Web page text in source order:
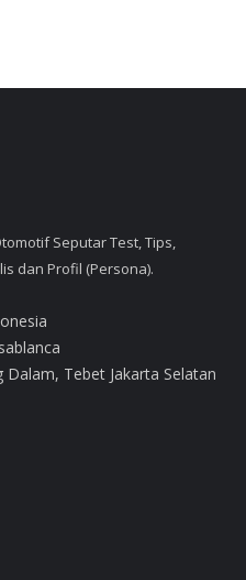
Seputar Test, Tips,
dan Profil (Persona).
Dalam, Tebet Jakarta Selatan